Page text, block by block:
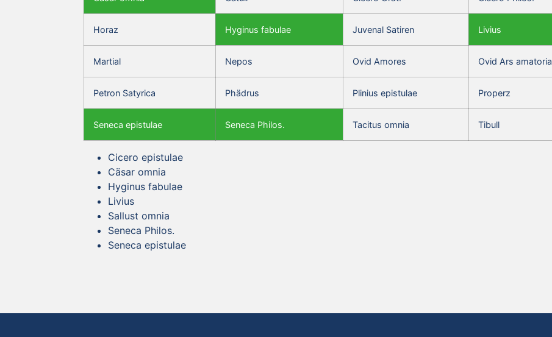
Horaz Hyginus fabulae Juvenal Satiren Livius
Martial Nepos Ovid Amores Ovid Ars amatoria
Petron Satyrica Phädrus Plinius epistulae Properz
Seneca epistulae Seneca Philos. Tacitus omnia Tibull
Cicero epistulae
Cäsar omnia
Hyginus fabulae
Livius
Sallust omnia
Seneca Philos.
Seneca epistulae